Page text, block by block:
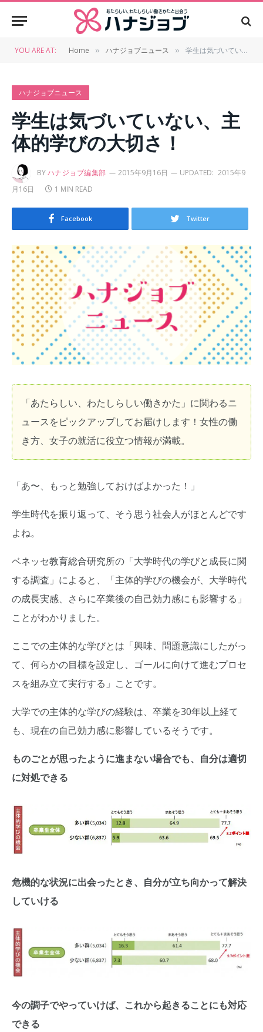
YOU ARE AT: Home » ハナジョブニュース » 学生は気づいていない、主体的学びの大切さ！
ハナジョブニュース
学生は気づいていない、主
体的学びの大切さ！
BYハナジョブ編集部 2015年9月16日 UPDATED: 2015年9
月16日
1 MIN READ
Facebook Twitter
「あたらしい、わたしらしい働きかた」に関わるニ
ュースをピックアップしてお届けします！女性の働
き方、女子の就活に役立つ情報が満載。
「あ〜、もっと勉強しておけばよかった！」
学生時代を振り返って、そう思う社会人がほとんどです
よね。
ベネッセ教育総合研究所の「大学時代の学びと成長に関
する調査」によると、「主体的学びの機会が、大学時代
の成長実感、さらに卒業後の自己効力感にも影響する」
ことがわかりました。
ここでの主体的な学びとは「興味、問題意識にしたがっ
て、何らかの目標を設定し、ゴールに向けて進むプロセ
スを組み立て実行する」ことです。
大学での主体的な学びの経験は、卒業を30年以上経て
も、現在の自己効力感に影響しているそうです。
ものごとが思ったように進まない場合でも、自分は適切
に対処できる
危機的な状況に出会ったとき、自分が立ち向かって解決
していける
今の調子でやっていけば、これから起きることにも対応
できる